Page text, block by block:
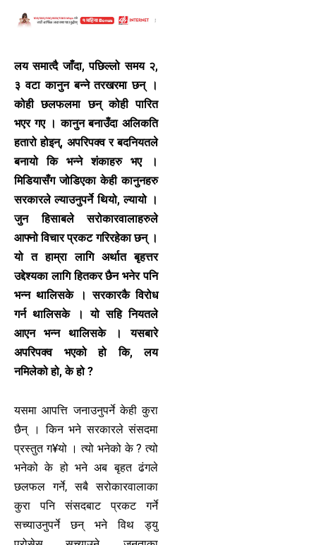
लय समात्दै जाँदा, पछिल्लो समय २,
३ वटा कानुन बन्ने तरखरमा छन् ।
कोही छलफलमा छन् कोही पारित
भएर गए । कानुन बनाउँदा अलिकति
हतारो होइन्, अपरिपक्व र बदनियतले
बनायो कि भन्ने शंकाहरु भए ।
मिडियासँग जोडिएका केही कानुनहरु
सरकारले ल्याउनुपर्ने थियो, ल्यायो ।
जुन हिसाबले सरोकारवालाहरुले
आफ्नो विचार प्रकट गरिरहेका छन् ।
यो त हाम्रा लागि अर्थात बृहत्तर
उद्देश्यका लागि हितकर छैन भनेर पनि
भन्न थालिसके । सरकारकै विरोध
गर्न थालिसके । यो सहि नियतले
आएन भन्न थालिसके । यसबारे
अपरिपक्व भएको हो कि, लय
नमिलेको हो, के हो ?
यसमा आपत्ति जनाउनुपर्ने केही कुरा
छैन् । किन भने सरकारले संसदमा
प्रस्तुत ग¥यो । त्यो भनेको के ? त्यो
भनेको के हो भने अब बृहत ढंगले
छलफल गर्ने, सबै सरोकारवालाका
कुरा पनि संसदबाट प्रकट गर्ने
सच्याउनुपर्ने छन् भने विथ ड्यु